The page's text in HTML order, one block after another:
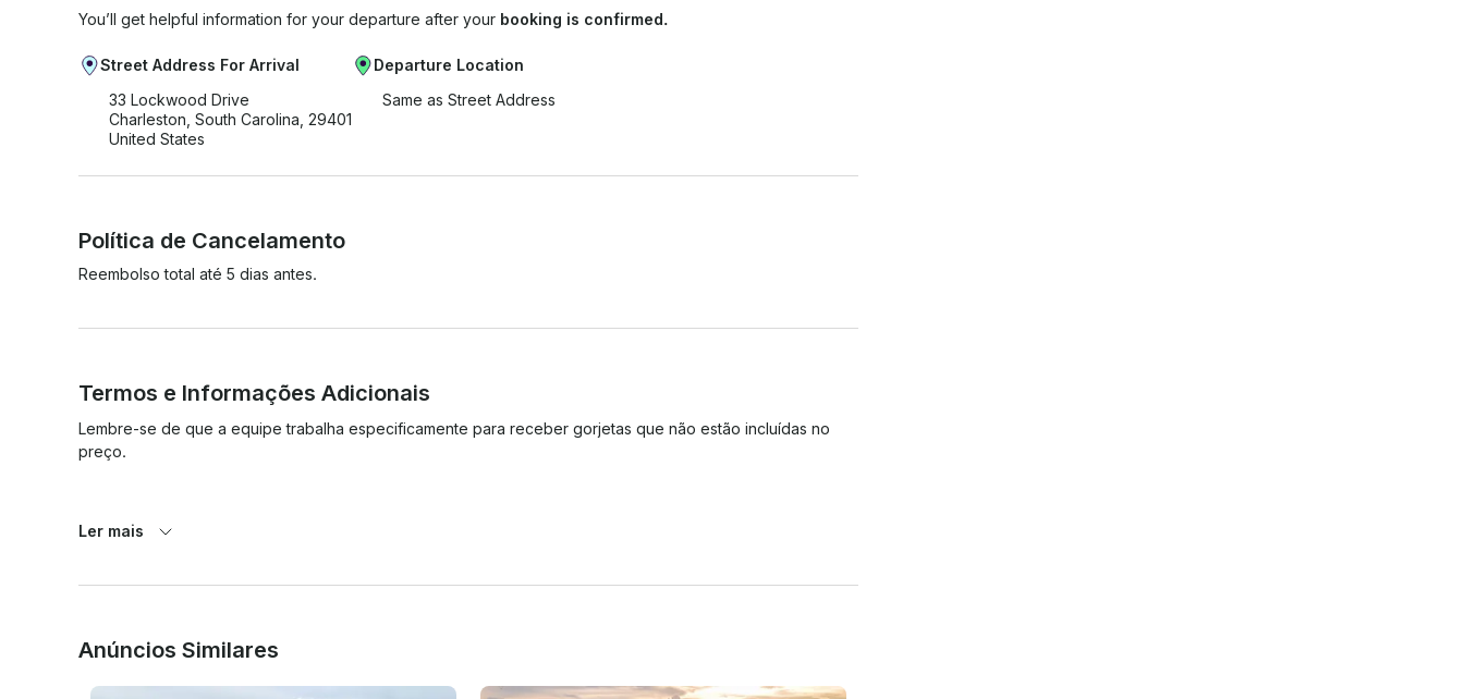
You’ll get helpful information for your departure after your booking is confirmed.
Street Address For Arrival
33 Lockwood Drive
Charleston, South Carolina, 29401
United States
Departure Location
Same as Street Address
Política de Cancelamento
Reembolso total até 5 dias antes.
Termos e Informações Adicionais
Lembre-se de que a equipe trabalha especificamente para receber gorjetas que não estão incluídas no
preço.
fretamento.
Ler mais
Anúncios Similares